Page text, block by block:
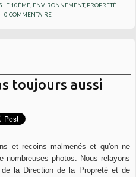
LE 10ÈME, ENVIRONNEMENT, PROPRETÉ
0 COMMENTAIRE
toujours aussi
et recoins malmenés et qu'on ne
nombreuses photos. Nous relayons
la Direction de la Propreté et de